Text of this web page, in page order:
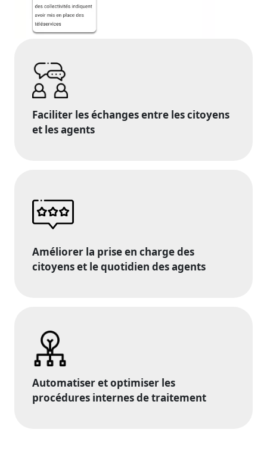
Faciliter les échanges entre les citoyens
et les agents
Améliorer la prise en charge des
citoyens et le quotidien des agents
Automatiser et optimiser les
procédures internes de traitement